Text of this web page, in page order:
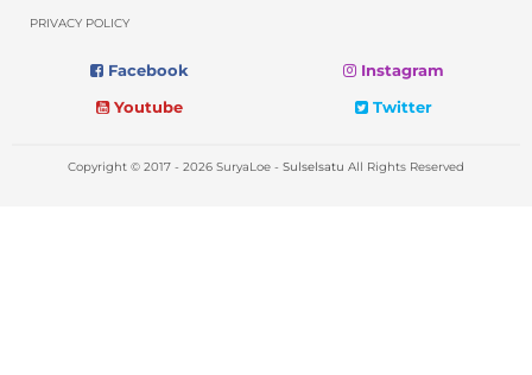
PRIVACY POLICY
Facebook
Instagram
Youtube
Twitter
Copyright © 2017 - 2026 SuryaLoe - Sulselsatu All Rights Reserved